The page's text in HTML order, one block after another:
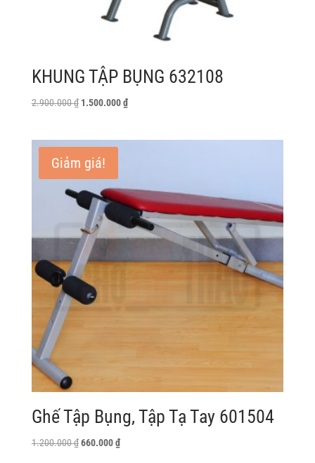
KHUNG TẬP BỤNG 632108
2.900.000₫ Giá
2.900.000 ₫.
1.500.000₫Giá
Giảm giá!
Ghế Tập Bụng, Tập Tạ Tay 601504
1.200.000₫ Giá
660.000₫Giá